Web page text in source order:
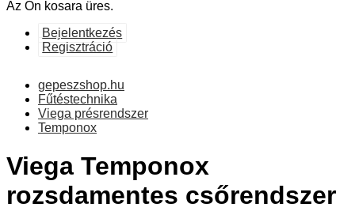
Az Ön kosara üres.
Bejelentkezés
Regisztráció
gepeszshop.hu
Fűtéstechnika
Viega présrendszer
Temponox
Viega Temponox
rozsdamentes csőrendszer